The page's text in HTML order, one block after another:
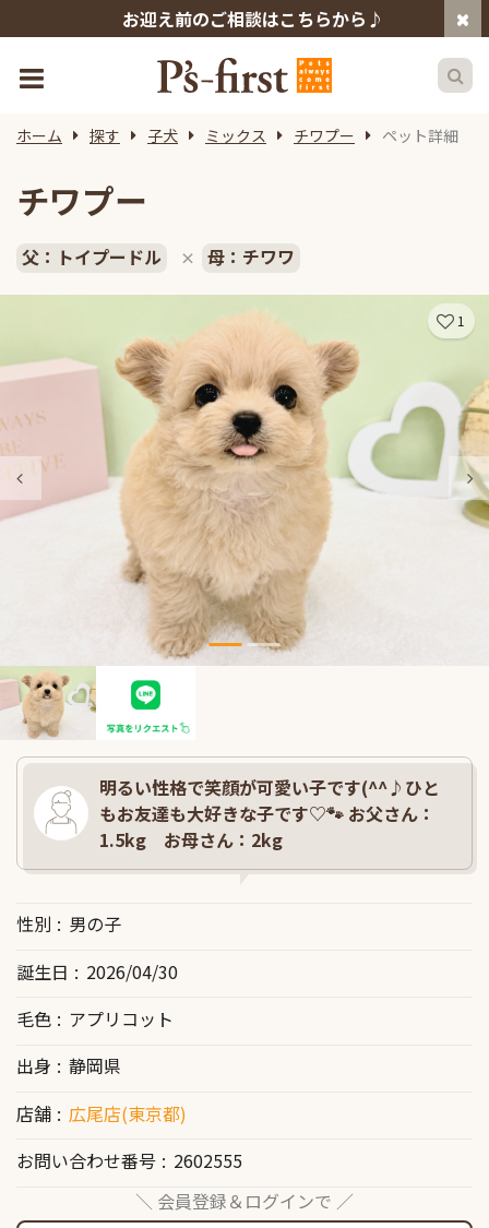
お迎え前のご相談はこちらから♪
ホーム 探す 子犬 ミックス チワプー ペット詳細
チワプー
父：トイプードル × 母：チワワ
1
明るい性格で笑顔が可愛い子です(^^♪ひと
もお友達も大好きな子です♡🐾 お父さん：
1.5kg お母さん：2kg
性別
男の子
誕生日
2026/04/30
毛色
アプリコット
出身
静岡県
店舗
広尾店(東京都)
お問い合わせ番号
2602555
＼ 会員登録＆ログインで ／